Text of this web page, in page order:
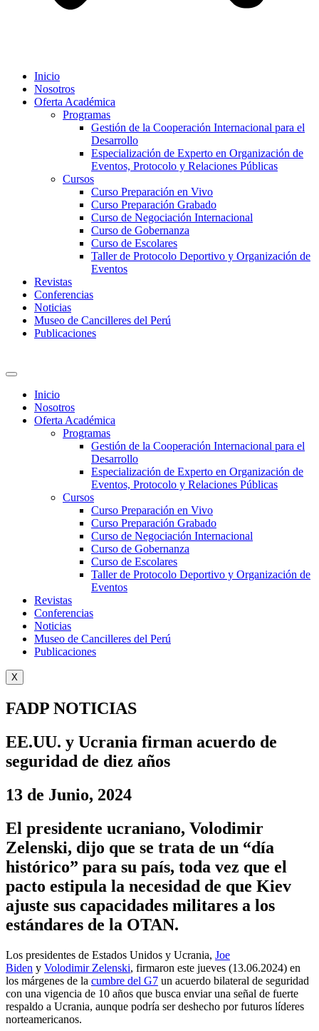
Inicio
Nosotros
Oferta Académica
Programas
Gestión de la Cooperación Internacional para el
Desarrollo
Especialización de Experto en Organización de
Eventos, Protocolo y Relaciones Públicas
Cursos
Curso Preparación en Vivo
Curso Preparación Grabado
Curso de Negociación Internacional
Curso de Gobernanza
Curso de Escolares
Taller de Protocolo Deportivo y Organización de
Eventos
Revistas
Conferencias
Noticias
Museo de Cancilleres del Perú
Publicaciones
Inicio
Nosotros
Oferta Académica
Programas
Gestión de la Cooperación Internacional para el
Desarrollo
Especialización de Experto en Organización de
Eventos, Protocolo y Relaciones Públicas
Cursos
Curso Preparación en Vivo
Curso Preparación Grabado
Curso de Negociación Internacional
Curso de Gobernanza
Curso de Escolares
Taller de Protocolo Deportivo y Organización de
Eventos
Revistas
Conferencias
Noticias
Museo de Cancilleres del Perú
Publicaciones
X
FADP NOTICIAS
EE.UU. y Ucrania firman acuerdo de
seguridad de diez años
13 de Junio, 2024
El presidente ucraniano, Volodimir
Zelenski, dijo que se trata de un “día
histórico” para su país, toda vez que el
pacto estipula la necesidad de que Kiev
ajuste sus capacidades militares a los
estándares de la OTAN.
Los presidentes de Estados Unidos y Ucrania, Joe
Biden y Volodimir Zelenski, firmaron este jueves (13.06.2024) en
los márgenes de la cumbre del G7 un acuerdo bilateral de seguridad
con una vigencia de 10 años que busca enviar una señal de fuerte
respaldo a Ucrania, aunque podría ser deshecho por futuros líderes
norteamericanos.